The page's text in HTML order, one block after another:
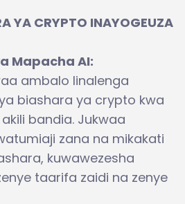
YA CRYPTO INAYOGEUZA
Mapacha AI:
ambalo linalenga
biashara ya crypto kwa
bandia. Jukwaa
zana na mikakati
kuwawezesha
taarifa zaidi na zenye